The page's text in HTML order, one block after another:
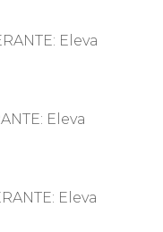
Eleva
Eleva
Eleva